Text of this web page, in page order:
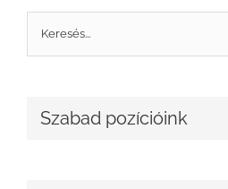
Szabad pozícióink